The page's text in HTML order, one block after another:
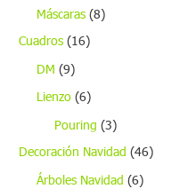
Máscaras (8)
Cuadros (16)
DM (9)
Lienzo (6)
Pouring (3)
Decoración Navidad (46)
Árboles Navidad (6)